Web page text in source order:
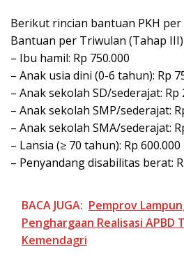
Berikut rincian bantuan PKH
Bantuan per Triwulan (Tahap III)
– Ibu hamil: Rp 750.000
– Anak usia dini (0-6 tahun): Rp
– Anak sekolah SD/sederajat: Rp
– Anak sekolah SMP/sederajat:
– Anak sekolah SMA/sederajat:
– Lansia (≥ 70 tahun): Rp 600.000
– Penyandang disabilitas berat:
BACA JUGA: Pemprov
Penghargaan Realisasi
Kemendagri